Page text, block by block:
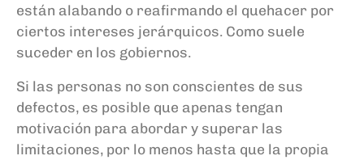
están alabando o reafirmando el quehacer por
ciertos intereses jerárquicos. Como suele
suceder en los gobiernos.
Si las personas no son conscientes de sus
defectos, es posible que apenas tengan
motivación para abordar y superar las
limitaciones, por lo menos hasta que la propia